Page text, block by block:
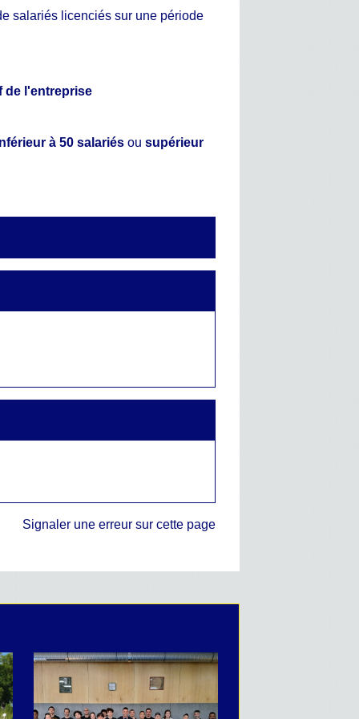
salariés licenciés sur une période
de l'entreprise
à 50 salariés ousupérieur
Signaler une erreur sur cette page